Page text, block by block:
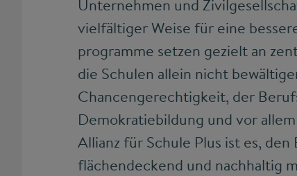
Unternehmen und
vielfältiger Weise für eine
programme setzen gezielt an
die Schulen allein nicht
Chancengerechtigkeit, der
Demokratie­bildung und vor
Allianz für Schule Plus ist es,
flächendeckend und nachhaltig